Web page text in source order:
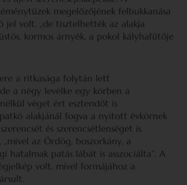
megelőzőjének felbukkanása
jel volt, „de tisztelhették az alakja
kormos árnyék, a pokol kályhafűtője
a ritkasága folytán lett
a négy levélke egy körben a
véget ért esztendőt is
alakjánál fogva a nyitott évkörnek
és szerencsétlenséget is
„mivel az Ördög, boszorkány, a
hatalmak patás lábát is asszociálta”. A
volt, mivel formájához a